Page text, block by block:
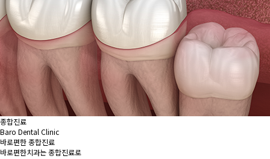
종합진료
Baro Dental Clinic
바로편한 종합진료
바로편한치과는 종합진료로